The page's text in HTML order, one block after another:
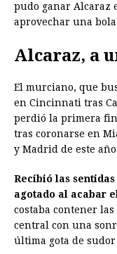
pudo ganar Alcaraz
aprovechar una
Alcaraz, a
El murciano, que
en Cincinnati tras
perdió la primera
tras coronarse en
y Madrid de este
Recibió las
agotado al acabar
costaba contener
central con una
última gota de